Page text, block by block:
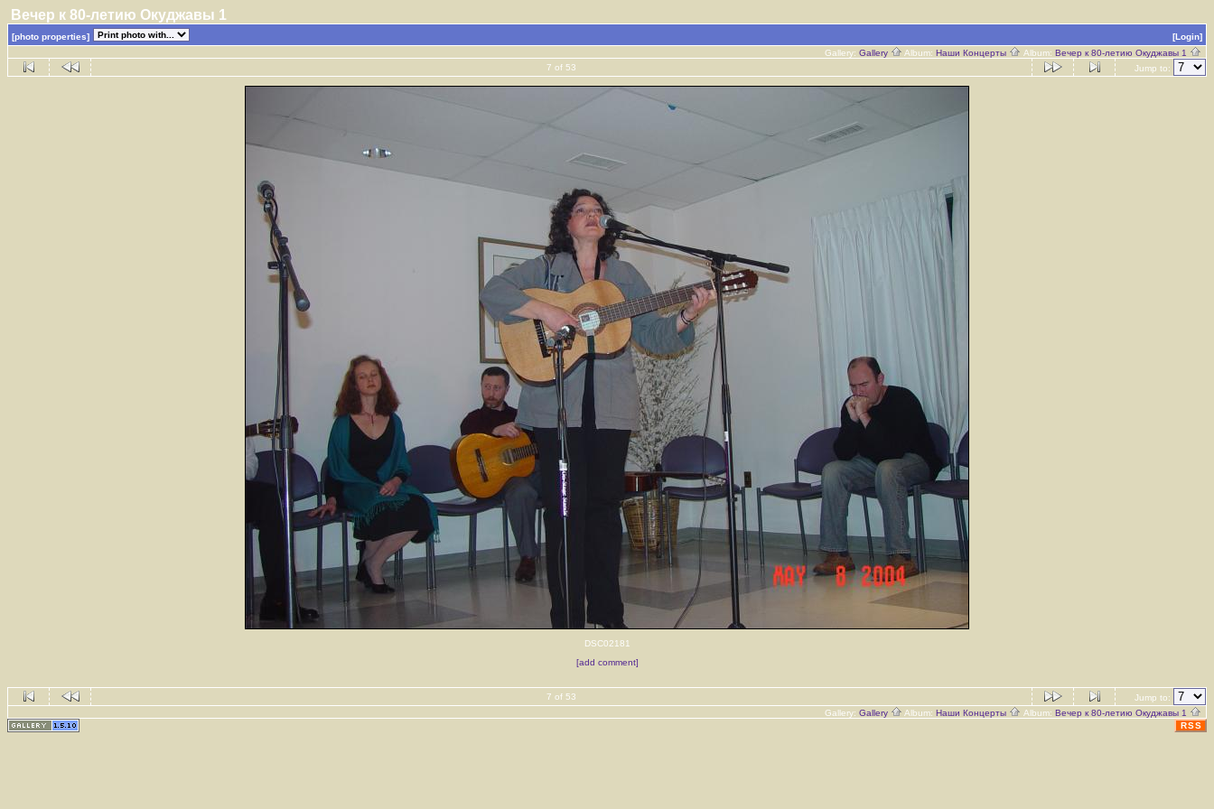
Вечер к 80-летию Окуджавы 1
[photo properties]
[Login]
Gallery: Gallery Album: Наши Концерты Album: Вечер к 80-летию Окуджавы 1
7 of 53
Jump to:
DSC02181
[add comment]
7 of 53
Jump to:
Gallery: Gallery Album: Наши Концерты Album: Вечер к 80-летию Окуджавы 1
RSS